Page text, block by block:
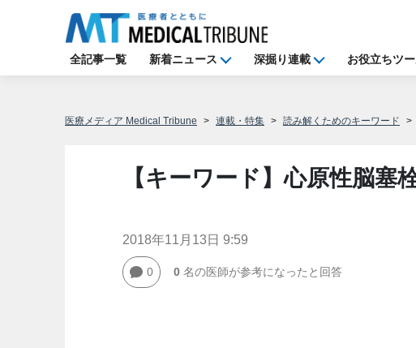
全記事一覧 新着ニュース 深掘り連載 お役立ちツ
医療メディア Medical Tribune 連載・特集 読み解くためのキーワード
【キーワード】心原性脳塞
2018年11月13日 9:59
0 0名の医師が参考になったと回答